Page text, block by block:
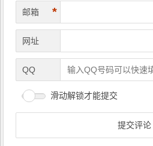
邮箱 *
网址
QQ
滑动解锁才能提交